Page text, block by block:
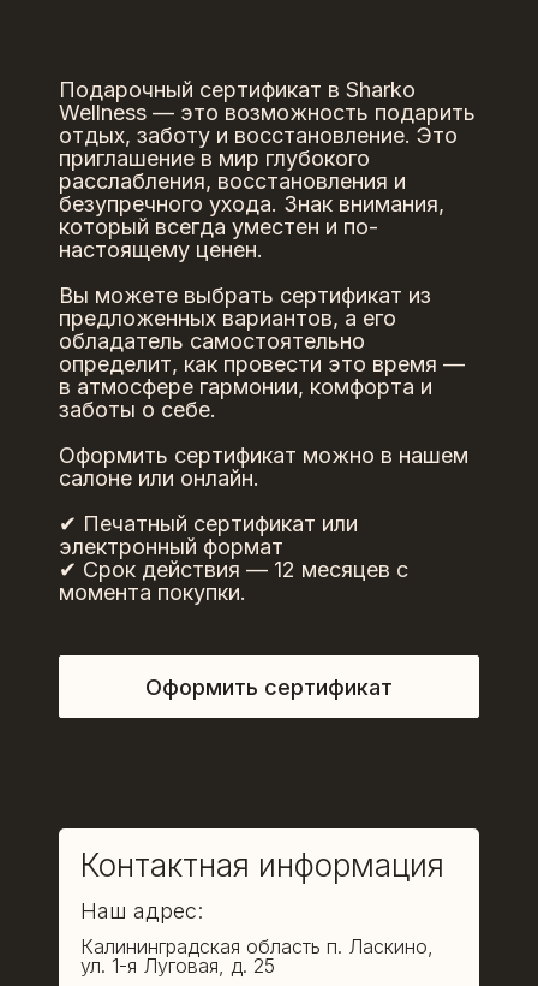
Подарочный сертификат в Sharko
Wellness — это возможность подарить
отдых, заботу и восстановление. Это
приглашение в мир глубокого
расслабления, восстановления и
безупречного ухода. Знак внимания,
который всегда уместен и по-
настоящему ценен.
Вы можете выбрать сертификат из
предложенных вариантов, а его
обладатель самостоятельно
определит, как провести это время —
в атмосфере гармонии, комфорта и
заботы о себе.
Оформить сертификат можно в нашем
салоне или онлайн.
✔ Печатный сертификат или
электронный формат
✔ Срок действия — 12 месяцев с
момента покупки.
Оформить сертификат
Наш адрес:
Контактная информация
Калининградская область п. Ласкино,
ул. 1-я Луговая, д. 25